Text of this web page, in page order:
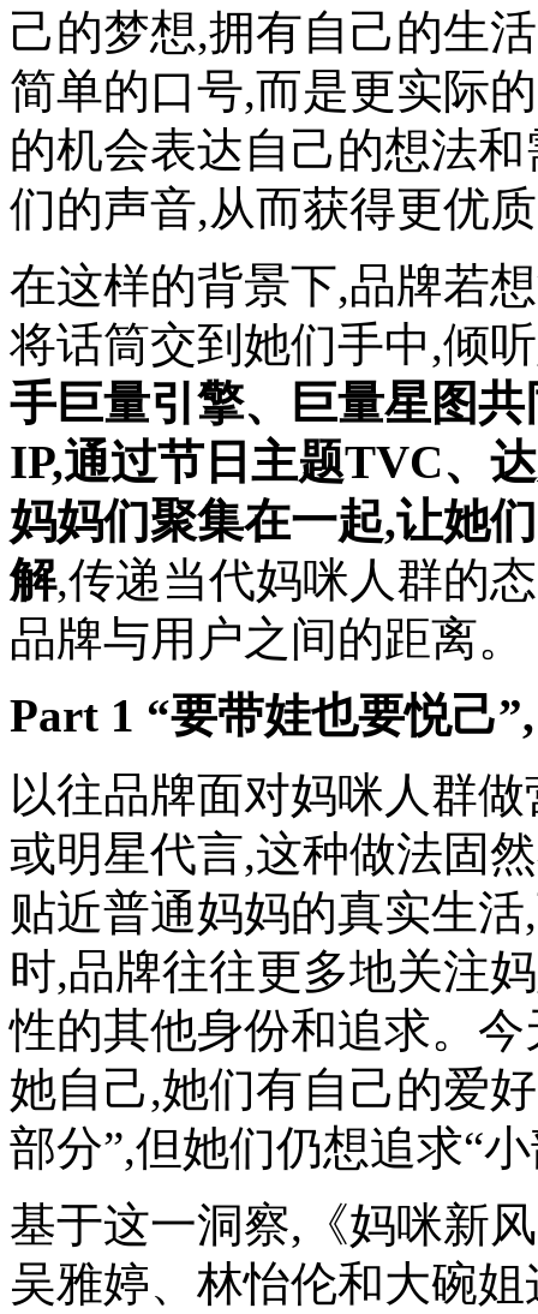
己的梦想,拥有自己的生
简单的口号,而是更实际
的机会表达自己的想法
们的声音,从而获得更优
在这样的背景下,品牌若
将话筒交到她们手中,倾
手巨量引擎、巨量星图
IP,通过节日主题TVC、
妈妈们聚集在一起,让她
解,传递当代妈咪人群的
品牌与用户之间的距离。
Part 1 “要带娃也要悦己
以往品牌面对妈咪人群
或明星代言,这种做法固
贴近普通妈妈的真实生
时,品牌往往更多地关注
性的其他身份和追求。
她自己,她们有自己的爱
部分”,但她们仍想追求“
基于这一洞察,《妈咪新
吴雅婷、林怡伦和大碗